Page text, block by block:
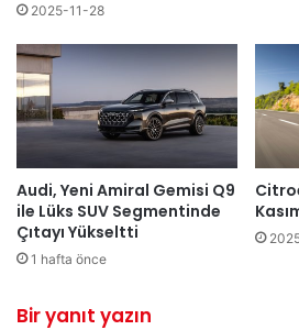
2025-11-28
Audi, Yeni Amiral Gemisi Q9
ile Lüks SUV Segmentinde
Çıtayı Yükseltti
1 hafta önce
Bir yanıt yazın